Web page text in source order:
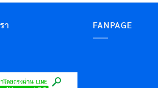
า FANPAGE